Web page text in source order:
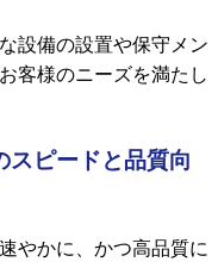
設備の設置や保守メン
客様のニーズを満たし
ピードと品質向
やかに、かつ高品質に